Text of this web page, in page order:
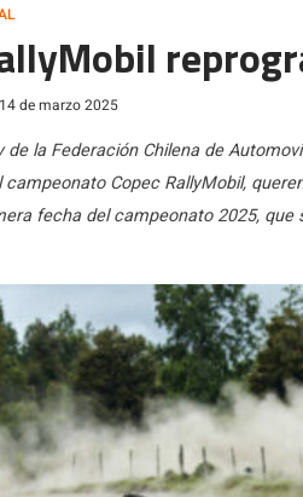
14 de marzo 2025
de la Federación Chilena de
Copec RallyMobil,
fecha del campeonato 2025,